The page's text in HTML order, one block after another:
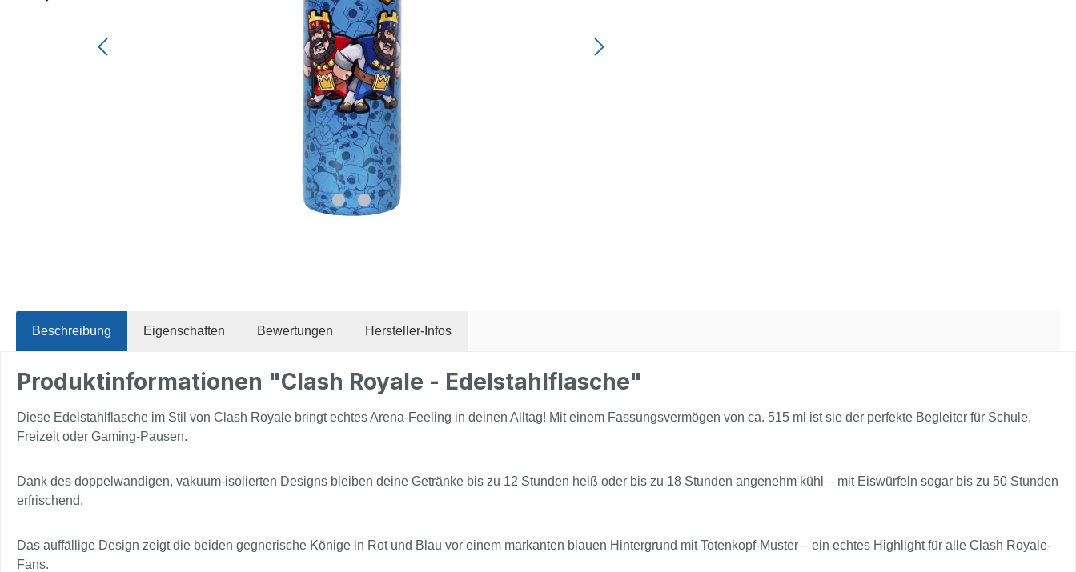
Beschreibung Eigenschaften Bewertungen Hersteller-Infos
Produktinformationen "Clash Royale - Edelstahlflasche"
Diese Edelstahlflasche im Stil von Clash Royale bringt echtes Arena-Feeling in deinen Alltag! Mit einem Fassungsvermögen von ca. 515 ml ist sie der perfekte Begleiter für Schule,
Freizeit oder Gaming-Pausen.
Dank des doppelwandigen, vakuum-isolierten Designs bleiben deine Getränke bis zu 12 Stunden heiß oder bis zu 18 Stunden angenehm kühl – mit Eiswürfeln sogar bis zu 50 Stunden
erfrischend.
Das auffällige Design zeigt die beiden gegnerische Könige in Rot und Blau vor einem markanten blauen Hintergrund mit Totenkopf-Muster – ein echtes Highlight für alle Clash Royale-
Fans.